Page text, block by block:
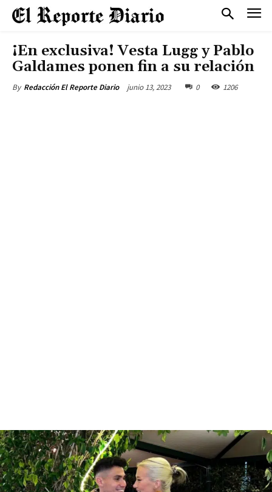
¡En exclusiva! Vesta Lugg y Pablo
Galdames ponen fin a su relación
By Redacción El Reporte Diario junio 13, 2023 0 1206